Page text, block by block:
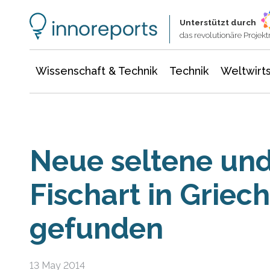
Unterstützt durch
das revolutionäre
Wissenschaft & Technik Technik
Neue seltene
Fischart in
gefunden
13 May 2014